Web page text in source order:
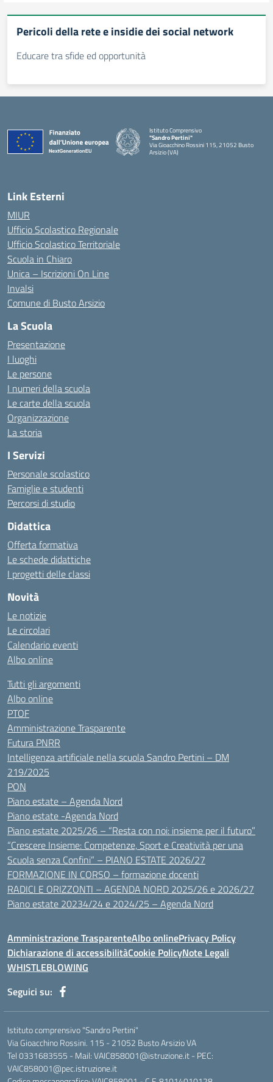
Pericoli della rete e insidie dei social network
Educare tra sfide ed opportunità
Istituto Comprensivo
"Sandro Pertini"
Via Gioacchino Rossini 115, 21052 Busto
Arsizio (VA)
Link Esterni
MIUR
Ufficio Scolastico Regionale
Ufficio Scolastico Territoriale
Scuola in Chiaro
Unica – Iscrizioni On Line
Invalsi
Comune di Busto Arsizio
La Scuola
Presentazione
I luoghi
Le persone
I numeri della scuola
Le carte della scuola
Organizzazione
La storia
I Servizi
Personale scolastico
Famiglie e studenti
Percorsi di studio
Didattica
Offerta formativa
Le schede didattiche
I progetti delle classi
Novità
Le notizie
Le circolari
Calendario eventi
Albo online
Tutti gli argomenti
Albo online
PTOF
Amministrazione Trasparente
Futura PNRR
Intelligenza artificiale nella scuola Sandro Pertini – DM
219/2025
PON
Piano estate – Agenda Nord
Piano estate -Agenda Nord
Piano estate 2025/26 – “Resta con noi: insieme per il futuro”
“Crescere Insieme: Competenze, Sport e Creatività per una
Scuola senza Confini” – PIANO ESTATE 2026/27
FORMAZIONE IN CORSO – formazione docenti
RADICI E ORIZZONTI – AGENDA NORD 2025/26 e 2026/27
Piano estate 20234/24 e 2024/25 – Agenda Nord
Amministrazione TrasparenteAlbo onlinePrivacy Policy
Dichiarazione di accessibilitàCookie PolicyNote Legali
WHISTLEBLOWING
Seguici su:
Istituto comprensivo "Sandro Pertini"
Via Gioacchino Rossini. 115 - 21052 Busto Arsizio VA
Tel 0331683555 - Mail: VAIC858001@istruzione.it - PEC:
VAIC858001@pec.istruzione.it